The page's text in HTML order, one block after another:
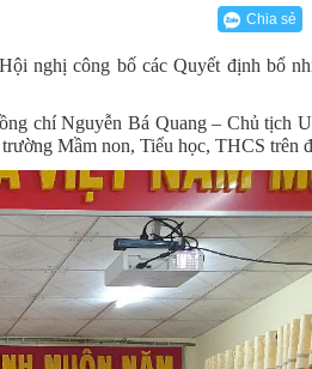
Chia sẻ
nghị công bố các Quyết định bổ
chí Nguyễn Bá Quang – Chủ tịch
Mầm non, Tiểu học, THCS trên